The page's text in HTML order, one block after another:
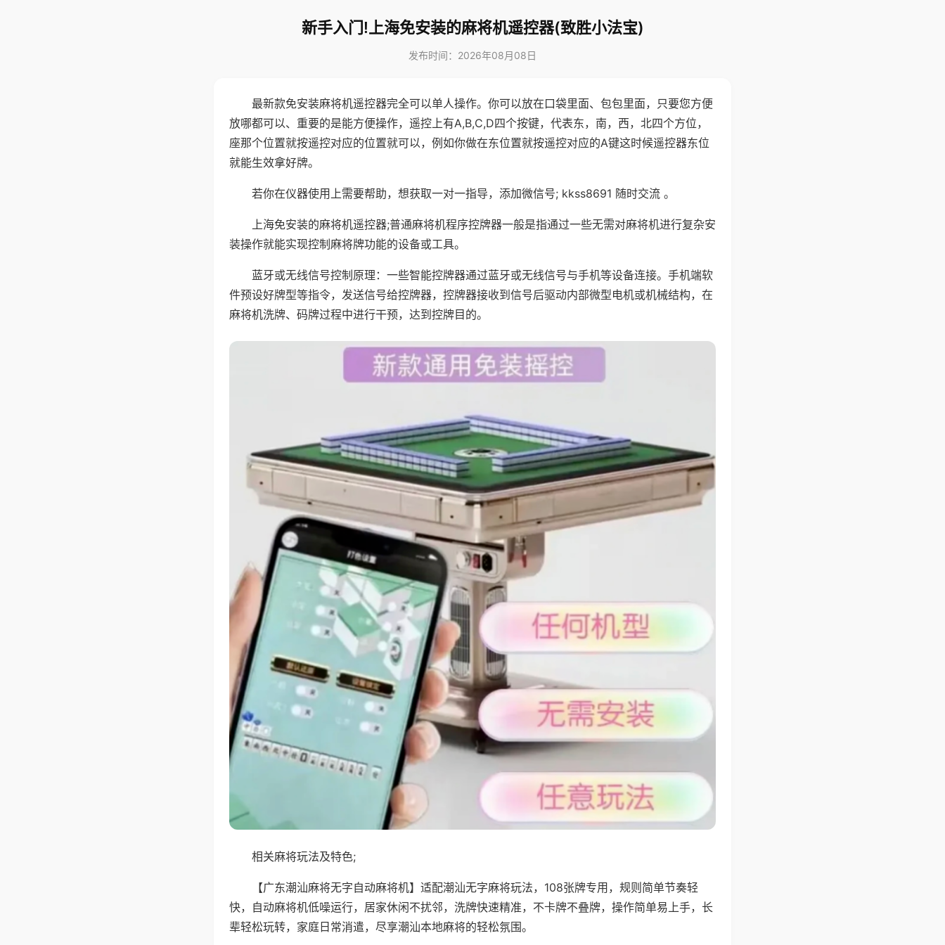
新手入门!上海免安装的麻将机遥控器(致胜小法宝)
发布时间：2026年08月08日
最新款免安装麻将机遥控器完全可以单人操作。你可以放在口袋里面、包包里面，只要您方便
放哪都可以、重要的是能方便操作，遥控上有A,B,C,D四个按键，代表东，南，西，北四个方位，
座那个位置就按遥控对应的位置就可以，例如你做在东位置就按遥控对应的A键这时候遥控器东位
就能生效拿好牌。
若你在仪器使用上需要帮助，想获取一对一指导，添加微信号; kkss8691 随时交流 。
上海免安装的麻将机遥控器;普通麻将机程序控牌器一般是指通过一些无需对麻将机进行复杂安
装操作就能实现控制麻将牌功能的设备或工具。
蓝牙或无线信号控制原理：一些智能控牌器通过蓝牙或无线信号与手机等设备连接。手机端软
件预设好牌型等指令，发送信号给控牌器，控牌器接收到信号后驱动内部微型电机或机械结构，在
麻将机洗牌、码牌过程中进行干预，达到控牌目的。
相关麻将玩法及特色;
【广东潮汕麻将无字自动麻将机】适配潮汕无字麻将玩法，108张牌专用，规则简单节奏轻
快，自动麻将机低噪运行，居家休闲不扰邻，洗牌快速精准，不卡牌不叠牌，操作简单易上手，长
辈轻松玩转，家庭日常消遣，尽享潮汕本地麻将的轻松氛围。